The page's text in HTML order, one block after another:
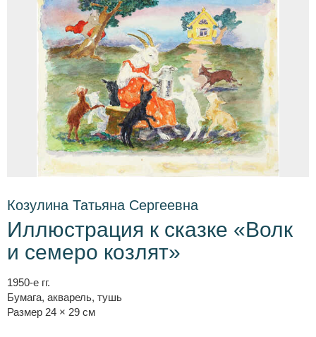
Козулина Татьяна Сергеевна
Иллюстрация к сказке «Волк
и семеро козлят»
1950-е гг.
Бумага, акварель, тушь
Размер 24 × 29 см